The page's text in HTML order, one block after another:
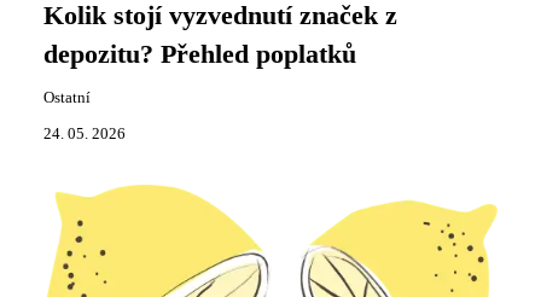
Kolik stojí vyzvednutí značek z
depozitu? Přehled poplatků
Ostatní
24. 05. 2026